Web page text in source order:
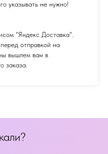
указывать не нужно!
"Яндекс Доставка".
отправкой на
вышлем вам в
заказа.